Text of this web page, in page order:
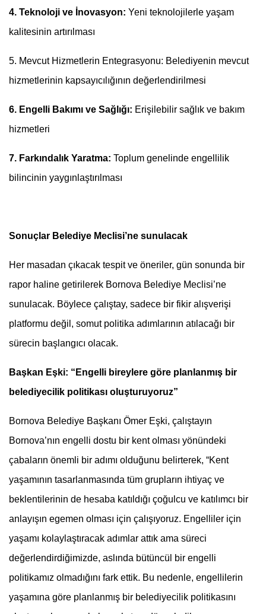
4. Teknoloji ve İnovasyon: Yeni teknolojilerle yaşam
kalitesinin artırılması
5. Mevcut Hizmetlerin Entegrasyonu: Belediyenin mevcut
hizmetlerinin kapsayıcılığının değerlendirilmesi
6. Engelli Bakımı ve Sağlığı: Erişilebilir sağlık ve bakım
hizmetleri
7. Farkındalık Yaratma: Toplum genelinde engellilik
bilincinin yaygınlaştırılması
Sonuçlar Belediye Meclisi’ne sunulacak
Her masadan çıkacak tespit ve öneriler, gün sonunda bir
rapor haline getirilerek Bornova Belediye Meclisi’ne
sunulacak. Böylece çalıştay, sadece bir fikir alışverişi
platformu değil, somut politika adımlarının atılacağı bir
sürecin başlangıcı olacak.
Başkan Eşki: “Engelli bireylere göre planlanmış bir
belediyecilik politikası oluşturuyoruz”
Bornova Belediye Başkanı Ömer Eşki, çalıştayın
Bornova’nın engelli dostu bir kent olması yönündeki
çabaların önemli bir adımı olduğunu belirterek, “Kent
yaşamının tasarlanmasında tüm grupların ihtiyaç ve
beklentilerinin de hesaba katıldığı çoğulcu ve katılımcı bir
anlayışın egemen olması için çalışıyoruz. Engelliler için
yaşamı kolaylaştıracak adımlar attık ama süreci
değerlendirdiğimizde, aslında bütüncül bir engelli
politikamız olmadığını fark ettik. Bu nedenle, engellilerin
yaşamına göre planlanmış bir belediyecilik politikasını